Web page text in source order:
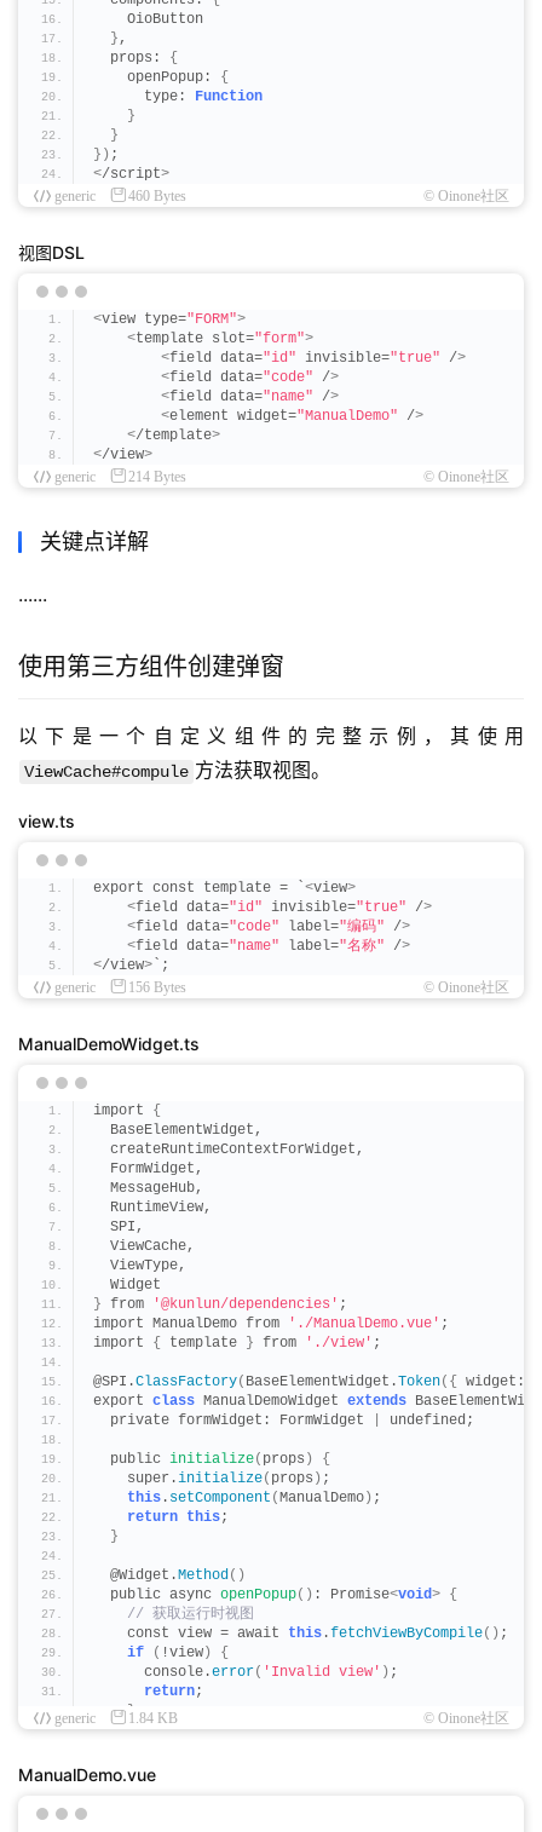
});
}
  public async
fetchViewByCompile
// 模型编码
    const model = $
// 通过编译获取视图（非完整视图数据）
    const view = await ViewCache.
compile(model,
return view;
    OioButton
} ,
  props:
{
    openPopup:
{
      type:
Function
}
}
}) ;
</script>
generic
460 Bytes © Oinone社区
视图DSL
<view type="FORM">
<template slot="form">
<field data="id" invisible="true" />
<field data="code" />
<field data="name" />
<element widget="ManualDemo" />
</template>
</view>
generic
214 Bytes © Oinone社区
关键点详解
......
使用第三方组件创建弹窗
以下是一个自定义组件的完整示例，其使用
ViewCache#compule 方法获取视图。
view.ts
export const template = ` <view>
<field data="id" invisible="true" />
<field data="code" label="编码" />
<field data="name" label="名称" />
</view> `;
generic
156 Bytes © Oinone社区
ManualDemoWidget.ts
import {
  BaseElementWidget,
  createRuntimeContextForWidget,
  FormWidget,
  MessageHub,
  RuntimeView,
  SPI,
  ViewCache,
  ViewType,
  Widget
} from '@kunlun/dependencies' ;
import ManualDemo from
'./ManualDemo.vue' ;
import { template } from './view' ;
@SPI.ClassFactory( BaseElementWidget.Token({ widget:
export class ManualDemoWidget extends
  private formWidget: FormWidget
undefined;
  public
initialize( props )
{
    super.
initialize( props ) ;
this . setComponent (ManualDemo ) ;
return this;
}
  @Widget.
Method()
  public async
openPopup() : Promise<void> {
// 获取运行时视图
    const view = await
this .fetchViewByCompile() ;
if
( !view )
{
      console.
error( 'Invalid view' ) ;
return;
}
this
generic 1.84 KB © Oinone社区
ManualDemo.vue